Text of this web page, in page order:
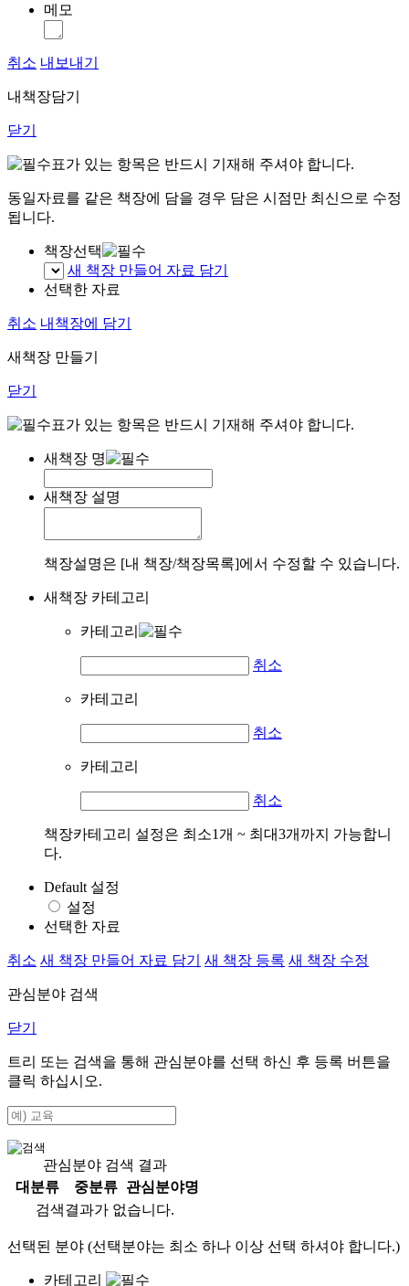
메모
취소 내보내기
내책장담기
닫기
표가 있는 항목은 반드시 기재해 주셔야 합니다.
동일자료를 같은 책장에 담을 경우 담은 시점만 최신으로 수정
됩니다.
책장선택
새 책장 만들어 자료 담기
선택한 자료
취소 내책장에 담기
새책장 만들기
닫기
표가 있는 항목은 반드시 기재해 주셔야 합니다.
새책장 명
새책장 설명
책장설명은 [내 책장/책장목록]에서 수정할 수 있습니다.
새책장 카테고리
카테고리
취소
카테고리
취소
카테고리
취소
책장카테고리 설정은 최소1개 ~ 최대3개까지 가능합니
다.
Default 설정
설정
선택한 자료
취소 새 책장 만들어 자료 담기 새 책장 등록 새 책장 수정
관심분야 검색
닫기
트리 또는 검색을 통해 관심분야를 선택 하신 후 등록 버튼을
클릭 하십시오.
관심분야 검색 결과
대분류
중분류
관심분야명
검색결과가 없습니다.
선택된 분야 (선택분야는 최소 하나 이상 선택 하셔야 합니다.)
카테고리